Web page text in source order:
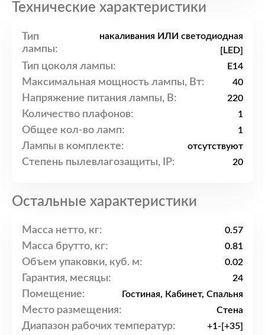
Технические характеристики
Тип
лампы:
накаливания ИЛИ светодиодная
[LED]
Тип цоколя лампы: E14
Максимальная мощность лампы, Вт: 40
Напряжение питания лампы, В: 220
Количество плафонов: 1
Общее кол-во ламп: 1
Лампы в комплекте: отсутствуют
Степень пылевлагозащиты, IP: 20
Остальные характеристики
Масса нетто, кг: 0.57
Масса брутто, кг: 0.81
Объем упаковки, куб. м: 0.02
Гарантия, месяцы: 24
Помещение: Гостиная, Кабинет, Спальня
Место размещения: Стена
Диапазон рабочих температур: +1-[+35]